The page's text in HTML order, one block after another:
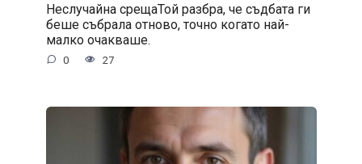
Неслучайна срещаТой разбра, че съдбата ги
беше събрала отново, точно когато най-
малко очакваше.
0 27